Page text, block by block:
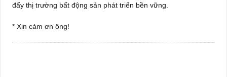
đẩy thị trường bất động sản phát triển bền vững.
* Xin cảm ơn ông!